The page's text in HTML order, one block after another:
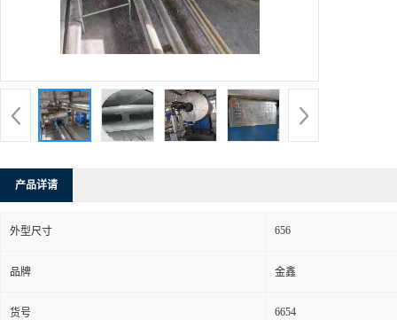
产品详请
外型尺寸 656
品牌 金鑫
货号 6654